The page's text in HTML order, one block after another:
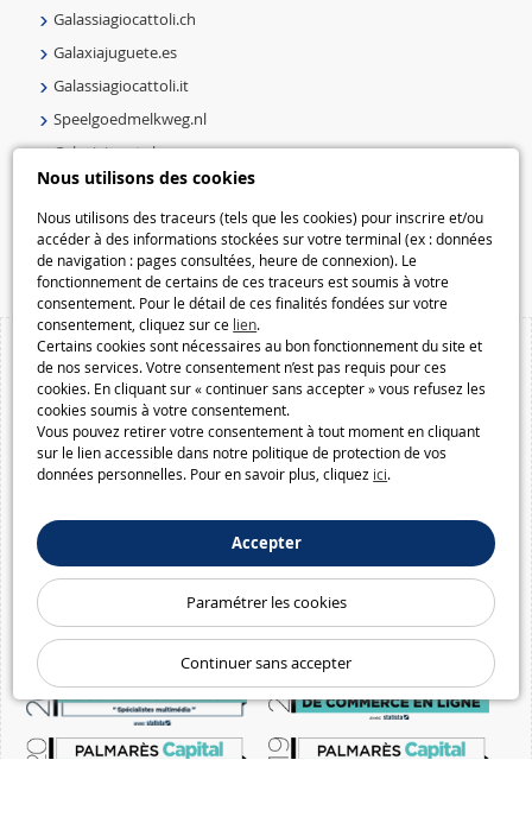
Nous utilisons des cookies
Nous utilisons des traceurs (tels que les cookies) pour inscrire et/ou
accéder à des informations stockées sur votre terminal (ex : données
de navigation : pages consultées, heure de connexion). Le
fonctionnement de certains de ces traceurs est soumis à votre
consentement. Pour le détail de ces finalités fondées sur votre
consentement, cliquez sur ce lien.
Certains cookies sont nécessaires au bon fonctionnement du site et
de nos services. Votre consentement n’est pas requis pour ces
cookies. En cliquant sur « continuer sans accepter » vous refusez les
cookies soumis à votre consentement.
Vous pouvez retirer votre consentement à tout moment en cliquant
sur le lien accessible dans notre politique de protection de vos
données personnelles. Pour en savoir plus, cliquez ici.
Accepter
Paramétrer les cookies
Continuer sans accepter
Galassiagiocattoli.ch
Galaxiajuguete.es
Galassiagiocattoli.it
Speelgoedmelkweg.nl
Galaxiejouets.be
Galaxiespielzeug.be
Speelgoedmelkweg.be
Macway.com